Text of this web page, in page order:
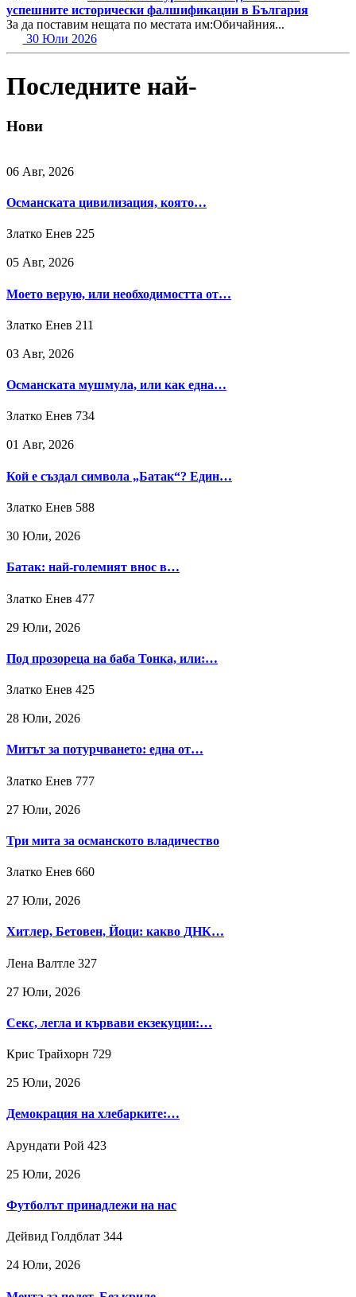
успешните исторически фалшификации в България
За да поставим нещата по местата им:Обичайния...
30 Юли 2026
Последните най-
Нови
06 Авг, 2026
Османската цивилизация, която…
Златко Енев 225
05 Авг, 2026
Моето верую, или необходимостта от…
Златко Енев 211
03 Авг, 2026
Османската мушмула, или как една…
Златко Енев 734
01 Авг, 2026
Кой е създал символа „Батак“? Един…
Златко Енев 588
30 Юли, 2026
Батак: най-големият внос в…
Златко Енев 477
29 Юли, 2026
Под прозореца на баба Тонка, или:…
Златко Енев 425
28 Юли, 2026
Митът за потурчването: една от…
Златко Енев 777
27 Юли, 2026
Три мита за османското владичество
Златко Енев 660
27 Юли, 2026
Хитлер, Бетовен, Йоци: какво ДНК…
Лена Валтле 327
27 Юли, 2026
Секс, легла и кървави екзекуции:…
Крис Трайхорн 729
25 Юли, 2026
Демокрация на хлебарките:…
Арундати Рой 423
25 Юли, 2026
Футболът принадлежи на нас
Дейвид Голдблат 344
24 Юли, 2026